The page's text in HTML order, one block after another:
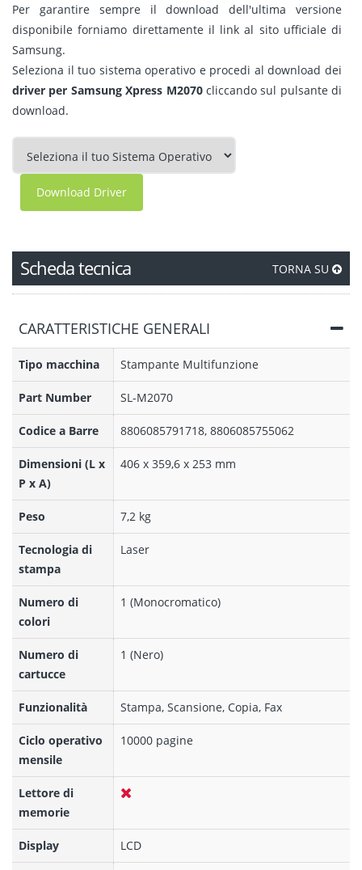
Per garantire sempre il download dell'ultima versione
disponibile forniamo direttamente il link al sito ufficiale di
Samsung.
Seleziona il tuo sistema operativo e procedi al download dei
driver per Samsung Xpress M2070cliccando sul pulsante di
download.
Download Driver
Scheda tecnica TORNA SU
CARATTERISTICHE GENERALI
Tipo macchina Stampante Multifunzione
Part Number SL-M2070
Codice a Barre 8806085791718, 8806085755062
Dimensioni (L x
P x A)
406 x 359,6 x 253 mm
Peso 7,2 kg
Tecnologia di
stampa
Laser
Numero di
colori
1 (Monocromatico)
Numero di
cartucce
1 (Nero)
Funzionalità Stampa, Scansione, Copia, Fax
Ciclo operativo
mensile
10000 pagine
Lettore di
memorie
Display LCD